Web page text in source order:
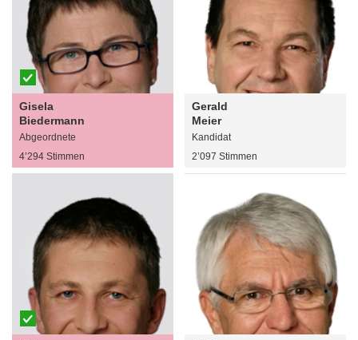
Gisela
Biedermann
Abgeordnete
4’294 Stimmen
Gerald
Meier
Kandidat
2’097 Stimmen